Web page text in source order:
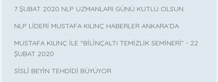
7 ŞUBAT 2020 NLP UZMANLARI GÜNÜ KUTLU OLSUN
NLP LİDERİ MUSTAFA KILINÇ HABERLER ANKARA’DA
MUSTAFA KILINÇ İLE “BİLİNÇALTI TEMİZLİK SEMİNERİ” - 22
ŞUBAT 2020
SİSLİ BEYİN TEHDİDİ BÜYÜYOR